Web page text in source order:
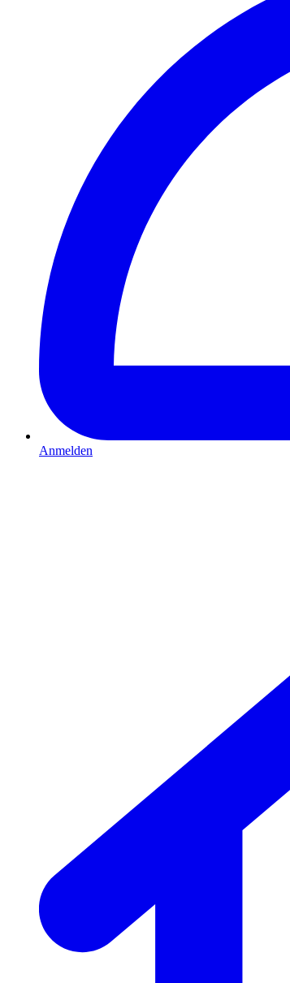
Anmelden